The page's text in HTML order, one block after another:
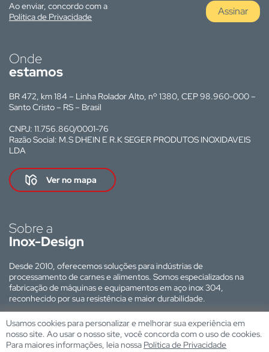
Ao enviar, concordo com a
Política de Privacidade
Assinar
Onde
estamos
BR 472, km 184 – Linha Rolador Alto, nº 1380, CEP 98.960-000 –
Santo Cristo – RS – Brasil
CNPJ: 11.756.860/0001-76
Razão Social: M.S DHEIN E R.K SEGER PRODUTOS INOXIDAVEIS
LDA
Ver no mapa
Sobre a
Inox-Design
Desde 2010, oferecemos soluções para indústrias de
processamento de carnes e alimentos. Somos especializados na
fabricação de máquinas e equipamentos em aço inox 304,
reconhecido por sua resistência e maior durabilidade.
Site desenvolvido por:
Usamos cookies para personalizar e melhorar sua experiência em
nosso site. Ao usar o nosso site, você concorda com o uso de cookies.
Para maiores informações, leia nossa Política de Privacidade